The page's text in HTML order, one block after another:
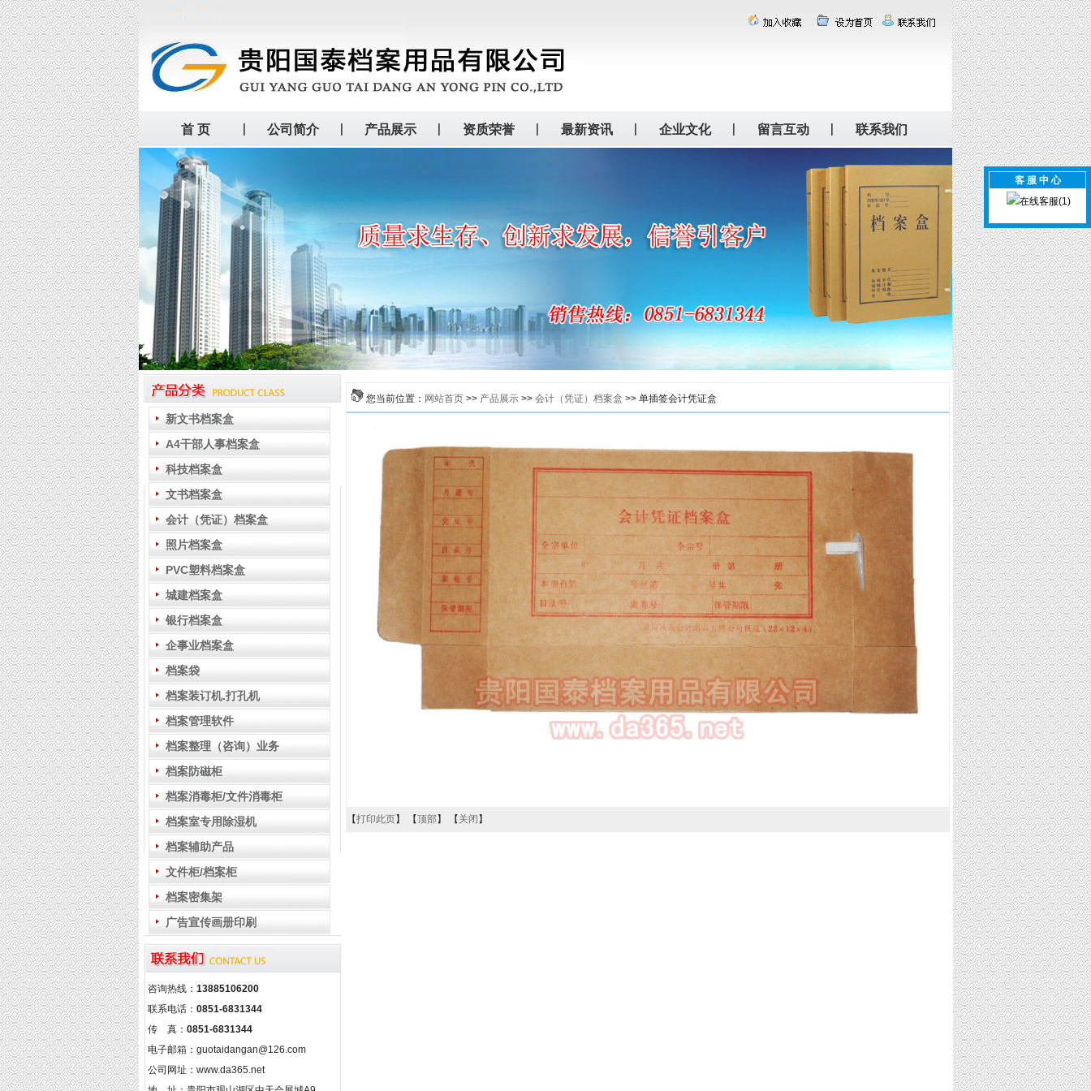
首 页 公司简介 产品展示 资质荣誉 最新资讯 企业文化 留言互动 联系我们
新文书档案盒
A4干部人事档案盒
科技档案盒
文书档案盒
会计（凭证）档案盒
照片档案盒
PVC塑料档案盒
城建档案盒
银行档案盒
企事业档案盒
档案袋
档案装订机.打孔机
档案管理软件
档案整理（咨询）业务
档案防磁柜
档案消毒柜/文件消毒柜
档案室专用除湿机
档案辅助产品
文件柜/档案柜
档案密集架
广告宣传画册印刷
咨询热线： 13885106200
联系电话： 0851-6831344
传 真： 0851-6831344
电子邮箱：guotaidangan@126.com
公司网址：www.da365.net
您当前位置： 网站首页>> 产品展示>> 会计（凭证）档案盒 >> 单插签会计凭证盒
【打印此页】 【顶部】 【 关闭 】
客 服 中 心
在线客服(1)